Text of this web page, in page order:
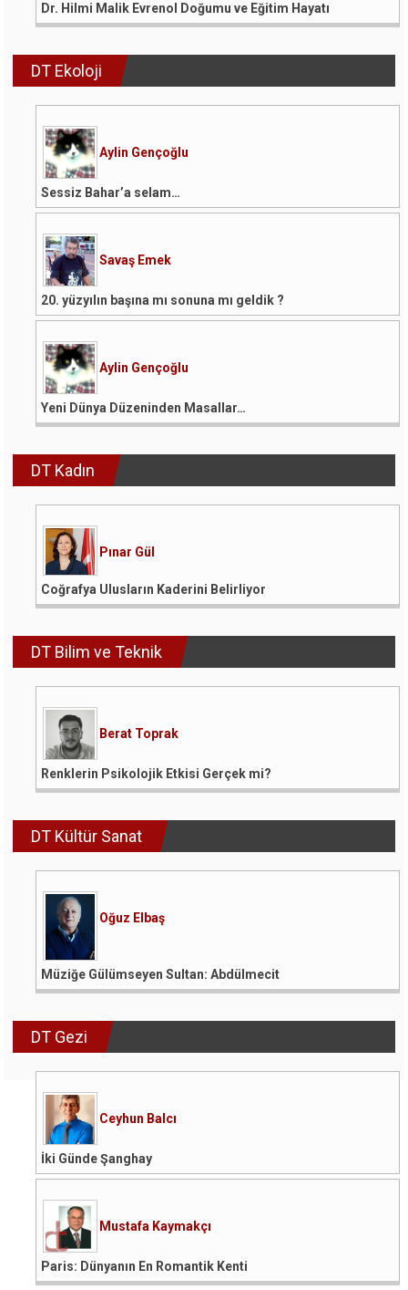
Dr. Hilmi Malik Evrenol Doğumu ve Eğitim Hayatı
DT Ekoloji
Aylin Gençoğlu
Sessiz Bahar’a selam…
Savaş Emek
20. yüzyılın başına mı sonuna mı geldik ?
Aylin Gençoğlu
Yeni Dünya Düzeninden Masallar…
DT Kadın
Pınar Gül
Coğrafya Ulusların Kaderini Belirliyor
DT Bilim ve Teknik
Berat Toprak
Renklerin Psikolojik Etkisi Gerçek mi?
DT Kültür Sanat
Oğuz Elbaş
Müziğe Gülümseyen Sultan: Abdülmecit
DT Gezi
Ceyhun Balcı
İki Günde Şanghay
Mustafa Kaymakçı
Paris: Dünyanın En Romantik Kenti